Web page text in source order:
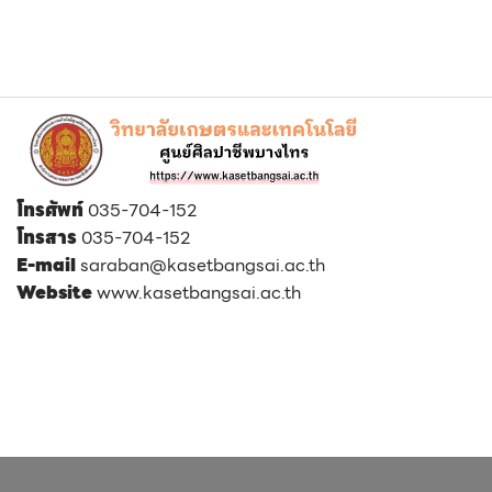
โทรศัพท์ 035-704-152
โทรสาร 035-704-152
E-mailsaraban@kasetbangsai.ac.th
Websitewww.kasetbangsai.ac.th